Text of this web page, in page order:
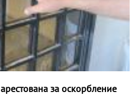
за оскорбление